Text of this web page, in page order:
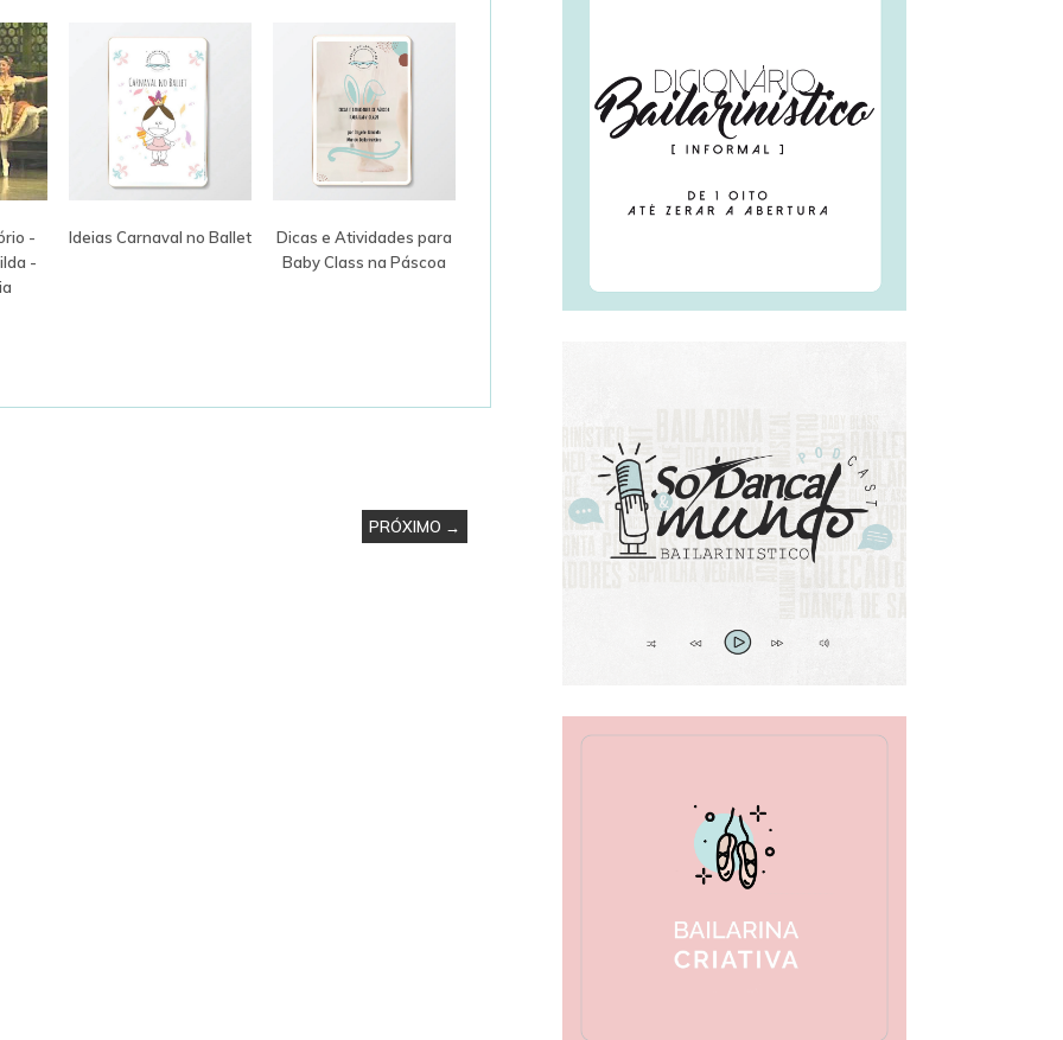
-
-
Ideias Carnaval no Ballet
Dicas e Atividades para
Baby Class na Páscoa
PRÓXIMO →